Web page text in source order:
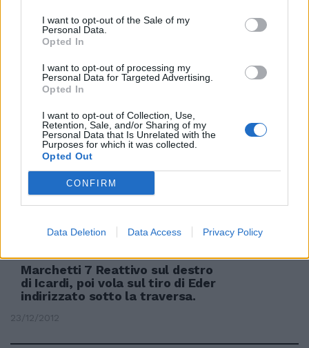
I want to opt-out of the Sale of my
Personal Data.
Opted In
I want to opt-out of processing my
Personal Data for Targeted Advertising.
Opted In
I want to opt-out of Collection, Use,
Retention, Sale, and/or Sharing of my
Personal Data that Is Unrelated with the
Purposes for which it was collected.
Opted Out
CONFIRM
Data Deletion Data Access Privacy Policy
72 minuti nell'amichevole con
l'Orlando City, in cui ha pure
segnato il gol del momentaneo
0-4, potrebbero non bastare a
Destro per essere scelto da
Zeman.
06/01/2013
Osvaldo arriva con l'influenza
Destro scalpita
31/12/2012
Marchetti 7 Reattivo sul destro
di Icardi, poi vola sul tiro di Eder
indirizzato sotto la traversa.
23/12/2012